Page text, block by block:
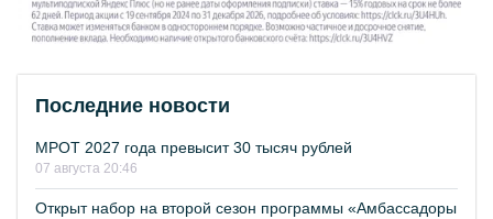
Последние новости
МРОТ 2027 года превысит 30 тысяч рублей
07 августа 20:46
Открыт набор на второй сезон программы «Амбассадоры